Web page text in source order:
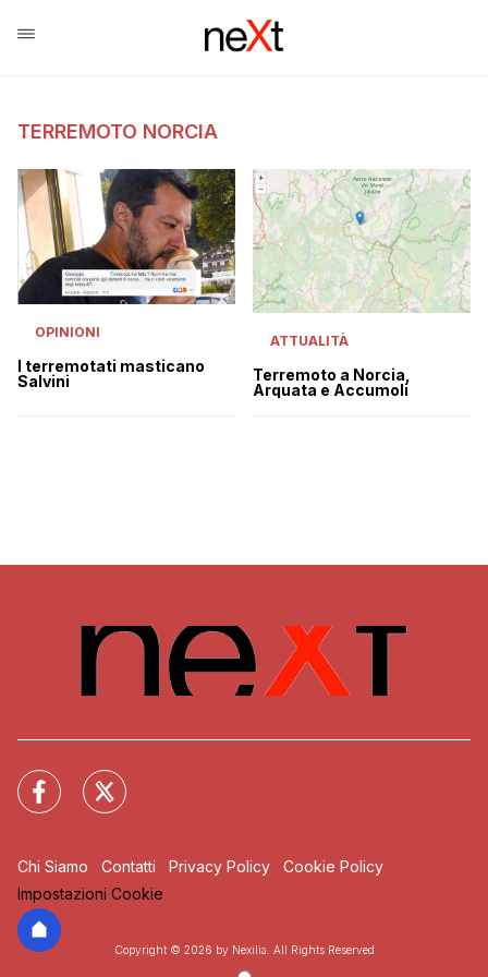
TERREMOTO NORCIA
OPINIONI
I terremotati masticano
Salvini
ATTUALITÀ
Terremoto a Norcia,
Arquata e Accumoli
Chi Siamo Contatti Privacy Policy
Cookie Policy
Impostazioni Cookie
Copyright © 2026 by Nexilia. All Rights Reserved